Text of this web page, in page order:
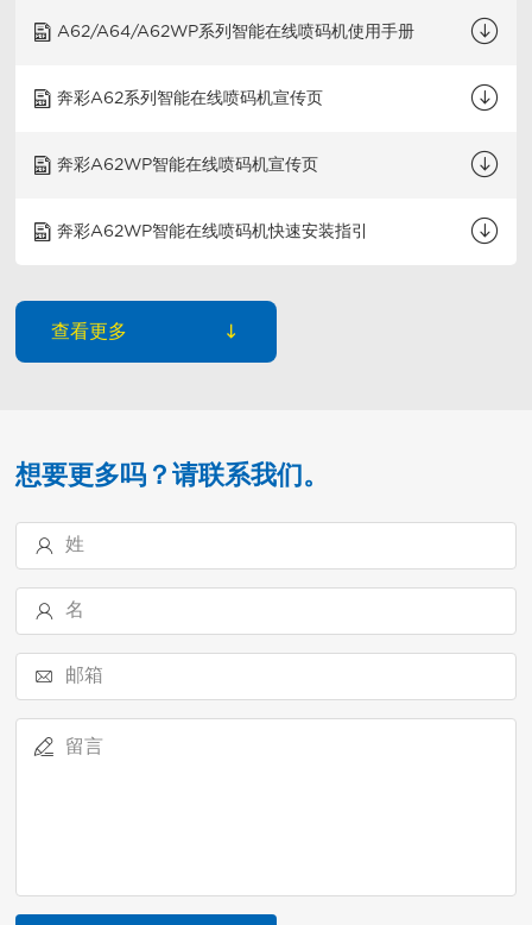
A62/A64/A62WP系列智能在线喷码机使用手册
奔彩A62系列智能在线喷码机宣传页
奔彩A62WP智能在线喷码机宣传页
奔彩A62WP智能在线喷码机快速安装指引
查看更多
想要更多吗？请联系我们。